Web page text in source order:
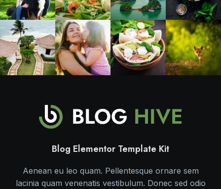
Blog Elementor Template Kit
Aenean eu leo quam. Pellentesque ornare sem
lacinia quam venenatis vestibulum. Donec sed odio